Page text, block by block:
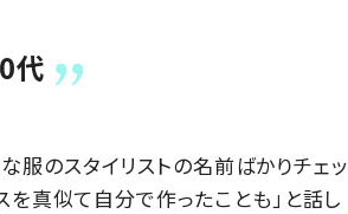
代
服のスタイリストの名前ばかりチェッ
真似て自分で作ったことも」と話し